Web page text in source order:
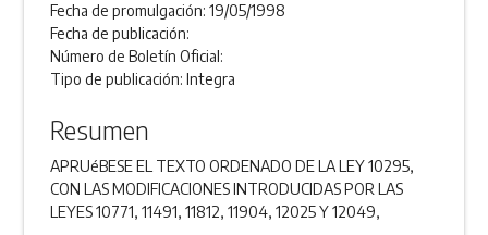
Fecha de promulgación:19/05/1998
Fecha de publicación:
Número de Boletín Oficial:
Tipo de publicación:Integra
Resumen
APRUéBESE EL TEXTO ORDENADO DE LA LEY 10295,
CON LAS MODIFICACIONES INTRODUCIDAS POR LAS
LEYES 10771, 11491, 11812, 11904, 12025 Y 12049,